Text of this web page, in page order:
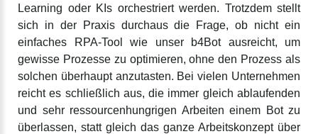
Learning oder KIs orchestriert werden. Trotzdem stellt
sich in der Praxis durchaus die Frage, ob nicht ein
einfaches RPA-Tool wie unser b4Bot ausreicht, um
gewisse Prozesse zu optimieren, ohne den Prozess als
solchen überhaupt anzutasten. Bei vielen Unternehmen
reicht es schließlich aus, die immer gleich ablaufenden
und sehr ressourcenhungrigen Arbeiten einem Bot zu
überlassen, statt gleich das ganze Arbeitskonzept über